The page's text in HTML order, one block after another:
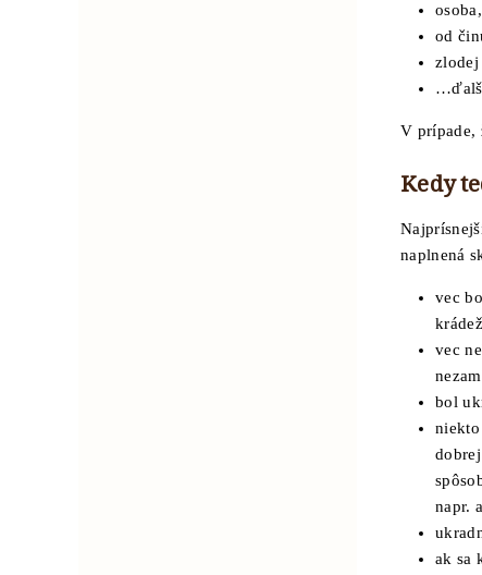
od
zlodej
V prípade,
Kedy
naplnená
vec
vec
bol
napr.
ak sa